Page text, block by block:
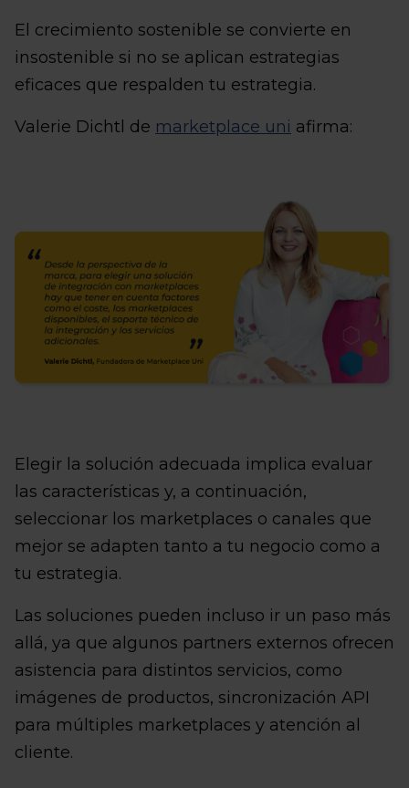
El crecimiento sostenible se convierte en
insostenible si no se aplican estrategias
eficaces que respalden tu estrategia.
Valerie Dichtl de marketplace uni afirma:
Elegir la solución adecuada implica evaluar
las características y, a continuación,
seleccionar los marketplaces o canales que
mejor se adapten tanto a tu negocio como a
tu estrategia.
Las soluciones pueden incluso ir un paso más
allá, ya que algunos partners externos ofrecen
asistencia para distintos servicios, como
imágenes de productos, sincronización API
para múltiples marketplaces y atención al
cliente.